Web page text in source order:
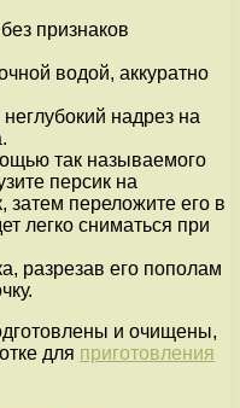
признаков
водой, аккуратно
надрез на
так называемого
персик на
затем переложите его в
легко сниматься при
разрезав его пополам
и очищены,
для приготовления